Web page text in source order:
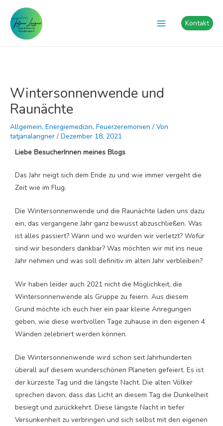
Inhalt
springen
Menu Kontakt
Wintersonnenwende und
Raunächte
Allgemein, Energiemedizin, Feuerzeremonien / Von
tatjanalangner / Dezember 18, 2021
Liebe BesucherInnen meines Blogs
Das Jahr neigt sich dem Ende zu und wie immer vergeht die
Zeit wie im Flug.
Die Wintersonnenwende und die Raunächte laden uns dazu
ein, das vergangene Jahr ganz bewusst abzuschließen. Was
ist alles passiert? Wann und wo wurden wir verletzt? Wofür
sind wir besonders dankbar? Was möchten wir mit ins neue
Jahr nehmen und was soll definitiv im alten Jahr verbleiben?
Wir haben leider auch 2021 nicht die Möglichkeit, die
Wintersonnenwende als Gruppe zu feiern. Aus diesem
Grund möchte ich euch hier ein paar kleine Anregungen
geben, wie diese wertvollen Tage zuhause in den eigenen 4
Wänden zelebriert werden können.
Die Wintersonnenwende wird schon seit Jahrhunderten
überall auf diesem wunderschönen Planeten gefeiert. Es ist
der kürzeste Tag und die längste Nacht. Die alten Völker
sprechen davon, dass das Licht an diesem Tag die Dunkelheit
besiegt und zurückkehrt. Diese längste Nacht in tiefer
Versunkenheit zu verbringen und sich selbst mit den eigenen
Post
navigation